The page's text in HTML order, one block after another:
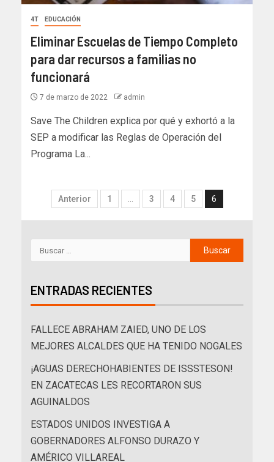
4T EDUCACIÓN
Eliminar Escuelas de Tiempo Completo
para dar recursos a familias no
funcionará
7 de marzo de 2022 admin
Save The Children explica por qué y exhortó a la
SEP a modificar las Reglas de Operación del
Programa La...
Anterior 1 … 3 4 5 6
ENTRADAS RECIENTES
FALLECE ABRAHAM ZAIED, UNO DE LOS
MEJORES ALCALDES QUE HA TENIDO NOGALES
¡AGUAS DERECHOHABIENTES DE ISSSTESON!
EN ZACATECAS LES RECORTARON SUS
AGUINALDOS
ESTADOS UNIDOS INVESTIGA A
GOBERNADORES ALFONSO DURAZO Y
AMÉRICO VILLAREAL